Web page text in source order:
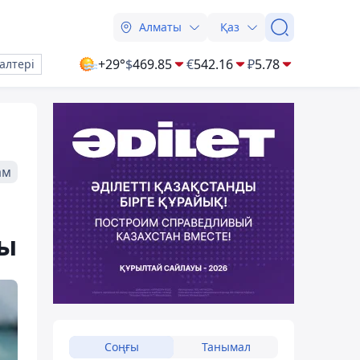
Алматы Қаз
+29°$469.85 €542.16 ₽5.78
Соңғы Танымал